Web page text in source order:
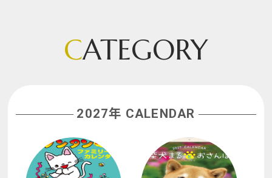
CATEGORY
2027年 CALENDAR